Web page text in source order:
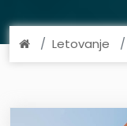
Letovanje